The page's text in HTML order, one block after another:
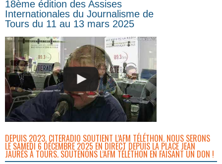
18ème édition des Assises
Internationales du Journalisme de
Tours du 11 au 13 mars 2025
DEPUIS 2023, CITERADIO SOUTIENT L’AFM TÉLÉTHON. NOUS SERONS
LE SAMEDI 6 DÉCEMBRE 2025 EN DIRECT DEPUIS LA PLACE JEAN
JAURÈS À TOURS. SOUTENONS L’AFM TÉLÉTHON EN FAISANT UN DON !